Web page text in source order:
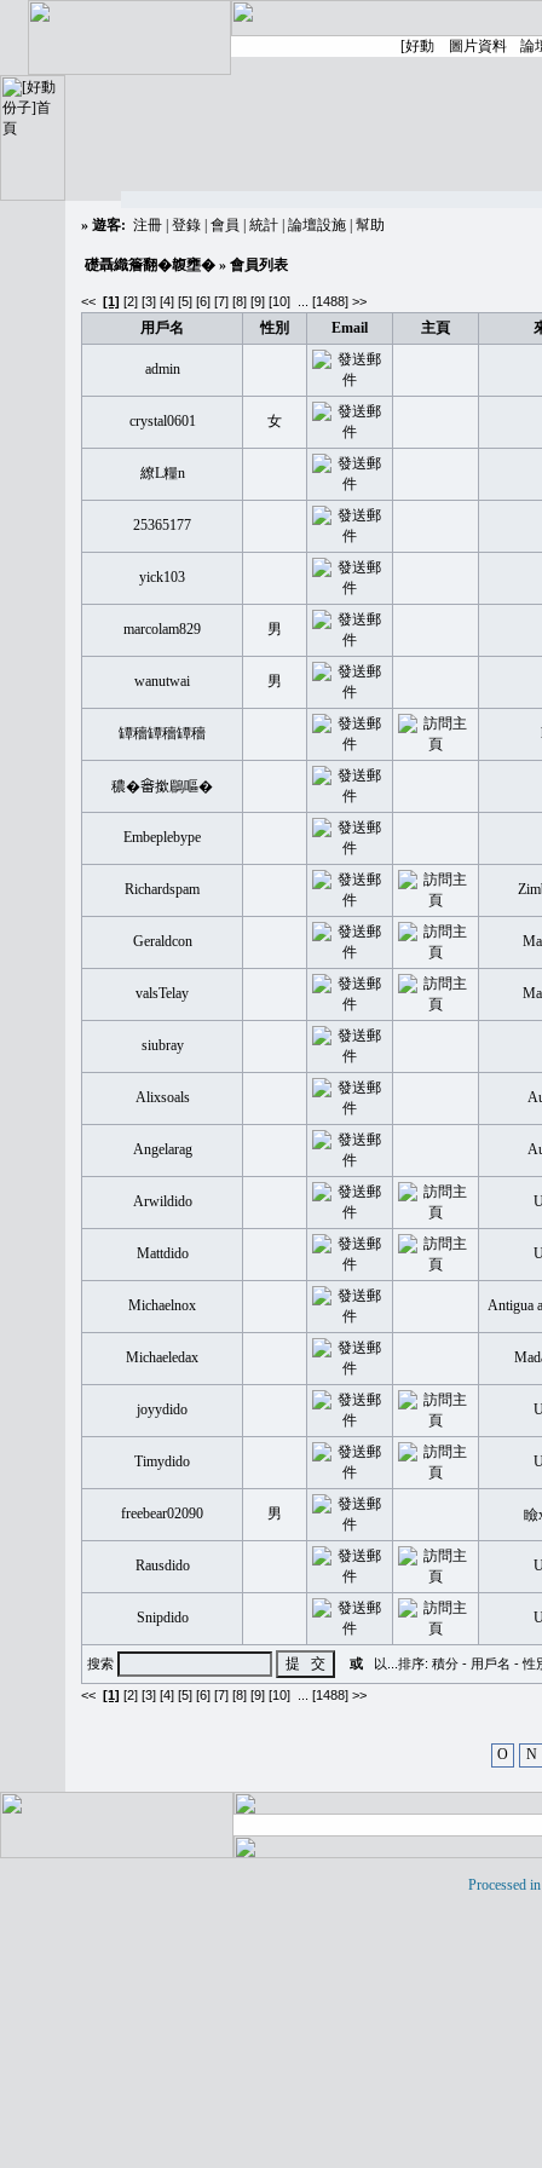
» 遊客: 注冊 登錄 會員 統計 論壇設施 幫助
礎聶織簷翻�䪖壅� » 會員列表
<< [1] [2] [3] [4] [5] [6] [7] [8] [9] [10] [1488] >>
用戶名 性別 Email 主頁
admin
crystal0601 女
繚L糧n
25365177
yick103
marcolam829 男
wanutwai 男
罈穡罈穡罈穡
穠�𤲞撳鶥嘔�
Embeplebype
Richardspam
Geraldcon
valsTelay
siubray
Alixsoals
Angelarag
Arwildido
Mattdido
Michaelnox Antigua
Michaeledax
joyydido
Timydido
freebear02090 男
Rausdido
Snipdido
搜索 或 以...排序: 積分 - 用戶名 -性
<< [1] [2] [3] [4] [5] [6] [7] [8] [9] [10] [1488] >>
O N
Processed